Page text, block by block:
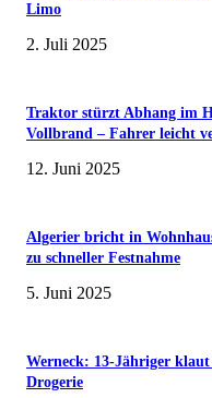
Limo
2. Juli 2025
Traktor stürzt Abhang im
Vollbrand – Fahrer leicht
12. Juni 2025
Algerier bricht in
zu schneller Festnahme
5. Juni 2025
Werneck: 13-Jähriger
Drogerie